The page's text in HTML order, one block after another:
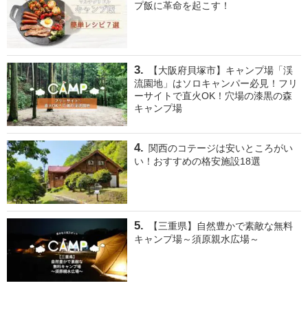
プ飯に革命を起こす！
【大阪府貝塚市】キャンプ場「渓
流園地」はソロキャンパー必見！フリ
ーサイトで直火OK！穴場の漆黒の森
キャンプ場
関西のコテージは安いところがい
い！おすすめの格安施設18選
【三重県】自然豊かで素敵な無料
キャンプ場～須原親水広場～